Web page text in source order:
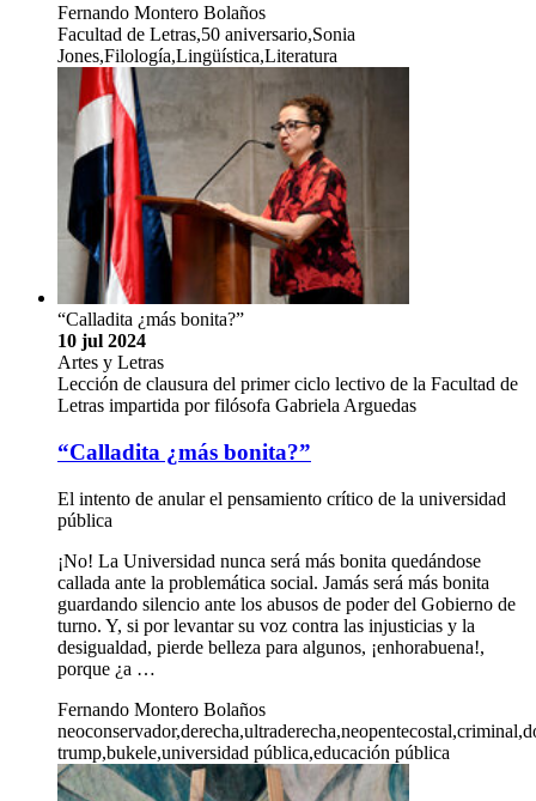
Fernando Montero Bolaños
Facultad de Letras,50 aniversario,Sonia
Jones,Filología,Lingüística,Literatura
“Calladita ¿más bonita?”
10 jul 2024
Artes y Letras
Lección de clausura del primer ciclo lectivo de la Facultad de
Letras impartida por filósofa Gabriela Arguedas
“Calladita ¿más bonita?”
El intento de anular el pensamiento crítico de la universidad
pública
¡No! La Universidad nunca será más bonita quedándose
callada ante la problemática social. Jamás será más bonita
guardando silencio ante los abusos de poder del Gobierno de
turno. Y, si por levantar su voz contra las injusticias y la
desigualdad, pierde belleza para algunos, ¡enhorabuena!,
porque ¿a …
Fernando Montero Bolaños
trump,bukele,universidad pública,educación pública